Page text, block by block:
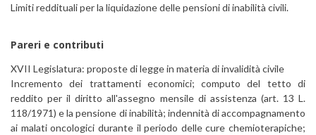
Limiti reddituali per la liquidazione delle pensioni di inabilità civili.
Pareri e contributi
XVII Legislatura: proposte di legge in materia di invalidità civile
Incremento dei trattamenti economici; computo del tetto di
reddito per il diritto all'assegno mensile di assistenza (art. 13 L.
118/1971) e la pensione di inabilità; indennità di accompagnamento
ai malati oncologici durante il periodo delle cure chemioterapiche;